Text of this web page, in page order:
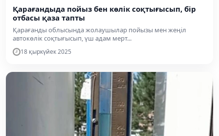
Қарағандыда пойыз бен көлік соқтығысып, бір
отбасы қаза тапты
Қарағанды облысында жолаушылар пойызы мен жеңіл
автокөлік соқтығысып, үш адам мерт...
18 қыркүйек 2025